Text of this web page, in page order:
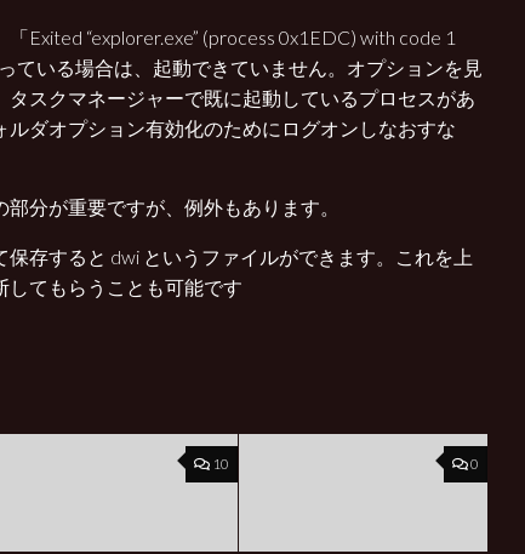
Exited “explorer.exe” (process 0x1EDC) with code 1
ている場合は、起動できていません。オプションを見
スクマネージャーで既に起動しているプロセスがあ
ダオプション有効化のためにログオンしなおすな
分が重要ですが、例外もあります。
存すると dwi というファイルができます。これを上
てもらうことも可能です
10 0